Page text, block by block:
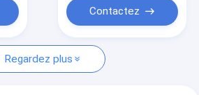
Contactez
Regardez plus